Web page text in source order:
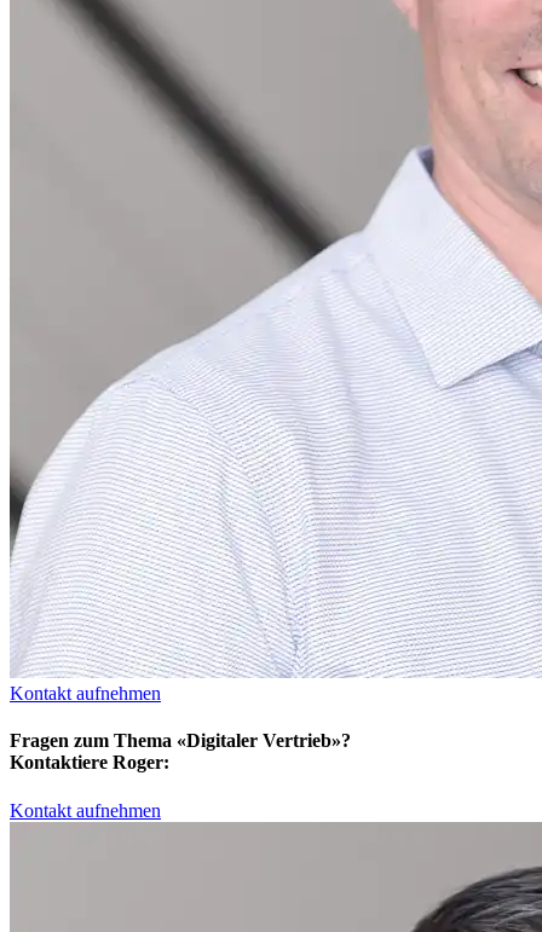
Kontakt aufnehmen
Fragen zum Thema «Digitaler Vertrieb»?
Kontaktiere Roger:
Kontakt aufnehmen